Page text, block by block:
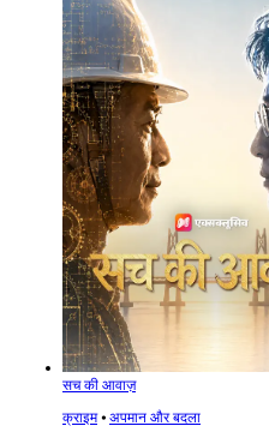
सच की आवाज़
क्राइम⦁ अपमान और बदला